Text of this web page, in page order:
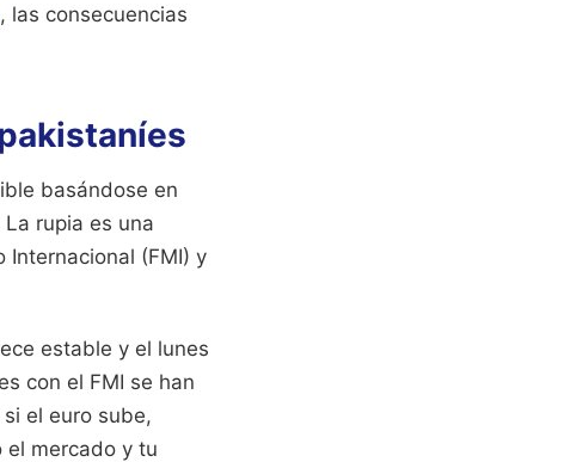
, las consecuencias
basándose en
rupia es una
(FMI) y
estable y el lunes
con el FMI se han
el euro sube,
el mercado y tu